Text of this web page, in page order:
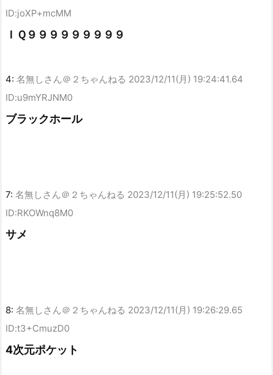
ID:joXP+mcMM
ＩＱ９９９９９９９９９
4: 名無しさん＠２ちゃんねる 2023/12/11(月) 19:24:41.64
ID:u9mYRJNM0
ブラックホール
7: 名無しさん＠２ちゃんねる 2023/12/11(月) 19:25:52.50
ID:RKOWnq8M0
サメ
8: 名無しさん＠２ちゃんねる 2023/12/11(月) 19:26:29.65
ID:t3+CmuzD0
4次元ポケット